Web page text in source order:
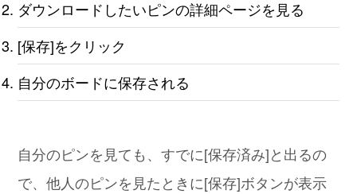
ダウンロードしたいピンの詳細ページを見る
[保存]をクリック
自分のボードに保存される
自分のピンを見ても、すでに[保存済み]と出るの
で、他人のピンを見たときに[保存]ボタンが表示